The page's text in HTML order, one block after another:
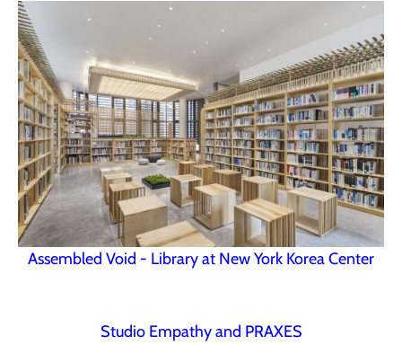
Assembled Void - Library at New York Korea Center
Studio Empathy and PRAXES